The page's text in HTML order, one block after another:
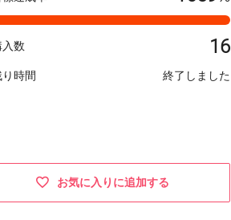
入数 16
時間 終了しました
お気に入りに追加する